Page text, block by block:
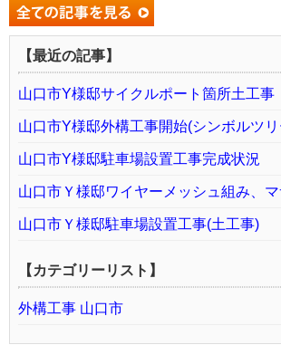
【最近の記事】
山口市Y様邸サイクルポート箇所土工事
山口市Y様邸外構工事開始(シンボルツ
山口市Y様邸駐車場設置工事完成状況
山口市Ｙ様邸ワイヤーメッシュ組み、
山口市Ｙ様邸駐車場設置工事(土工事)
【カテゴリーリスト】
外構工事 山口市